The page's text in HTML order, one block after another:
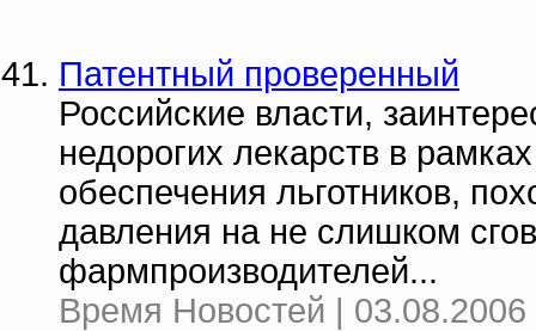
Патентный проверенный
Российские власти,
недорогих лекарств в
обеспечения льготников,
давления на не слишком
фармпроизводителей...
Время Новостей | 03.08.2006